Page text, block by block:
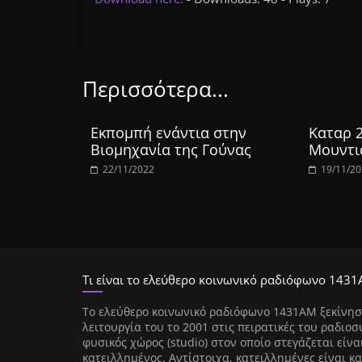
Περισσότερα...
Εκπομπή ενάντια στην
Βιομηχανία της Γούνας
22/11/2022
Καταρ
19/11/
Τι είναι το ελεύθερο κοινωνικό ραδιόφωνο
Tο ελεύθερο κοινωνικό ραδιόφωνο 1431AM
λειτουργία του το 2001 στις πειρατικές του
φυσικός χώρος (studio) στον οποίο στεγάζεται
κατειλλημένος. Αντίστοιχα, κατειλλημένες είναι